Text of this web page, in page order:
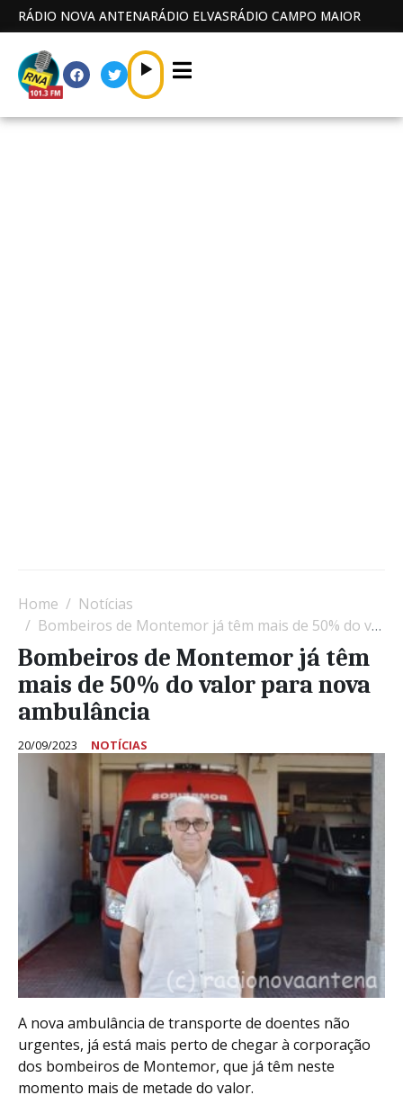
RÁDIO NOVA ANTENARÁDIO ELVASRÁDIO CAMPO MAIOR
Home
Notícias
Bombeiros de Montemor já têm mais de 50% do valor para nova ambulância
Bombeiros de Montemor já têm
mais de 50% do valor para nova
ambulância
20/09/2023 NOTÍCIAS
A nova ambulância de transporte de doentes não
urgentes, já está mais perto de chegar à corporação
dos bombeiros de Montemor, que já têm neste
momento mais de metade do valor.